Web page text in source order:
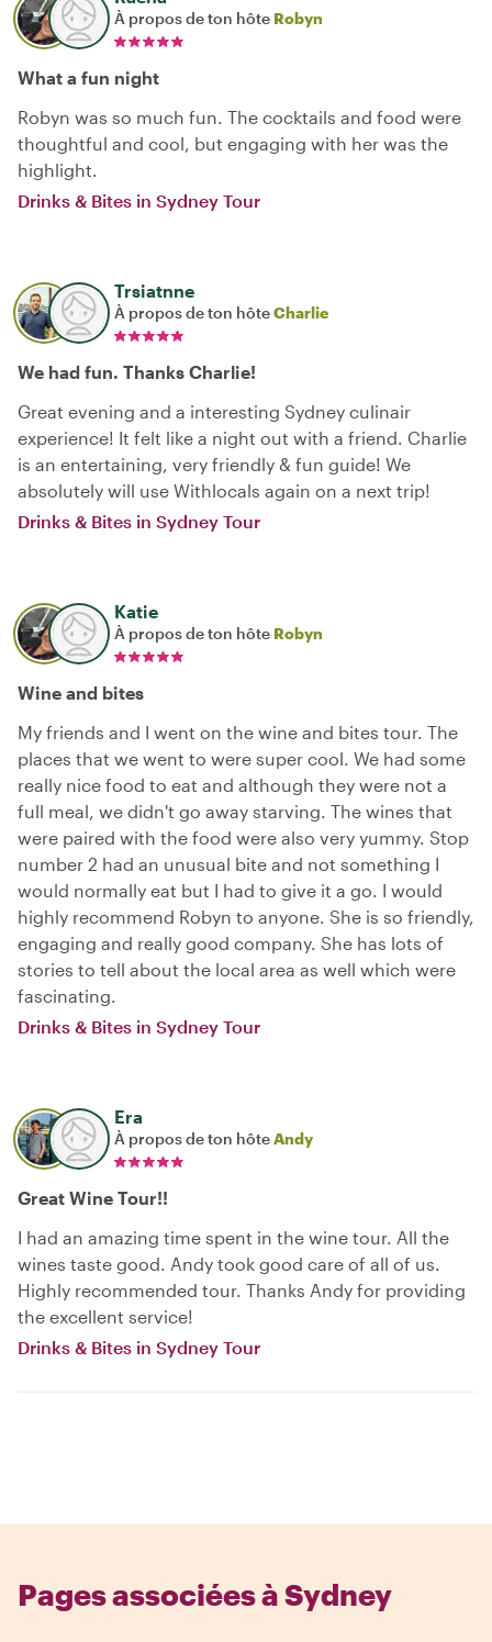
À propos de ton hôte Robyn
What a fun night
Robyn was so much fun. The cocktails and food were
thoughtful and cool, but engaging with her was the
highlight.
Drinks & Bites in Sydney Tour
Trsiatnne
À propos de ton hôteCharlie
We had fun. Thanks Charlie!
Great evening and a interesting Sydney culinair
experience! It felt like a night out with a friend. Charlie
is an entertaining, very friendly & fun guide! We
absolutely will use Withlocals again on a next trip!
Drinks & Bites in Sydney Tour
Katie
À propos de ton hôte Robyn
Wine and bites
My friends and I went on the wine and bites tour. The
places that we went to were super cool. We had some
really nice food to eat and although they were not a
full meal, we didn't go away starving. The wines that
were paired with the food were also very yummy. Stop
number 2 had an unusual bite and not something I
would normally eat but I had to give it a go. I would
highly recommend Robyn to anyone. She is so friendly,
engaging and really good company. She has lots of
stories to tell about the local area as well which were
fascinating.
Drinks & Bites in Sydney Tour
Era
À propos de ton hôteAndy
Great Wine Tour!!
I had an amazing time spent in the wine tour. All the
wines taste good. Andy took good care of all of us.
Highly recommended tour. Thanks Andy for providing
the excellent service!
Drinks & Bites in Sydney Tour
Pages associées à Sydney